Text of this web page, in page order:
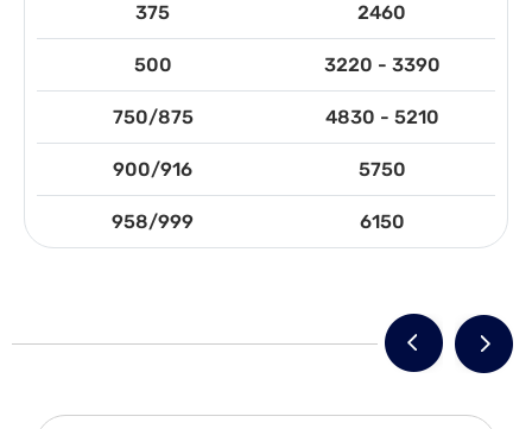
375 2460
500 3220 - 3390
750/875 4830 - 5210
900/916 5750
958/999 6150